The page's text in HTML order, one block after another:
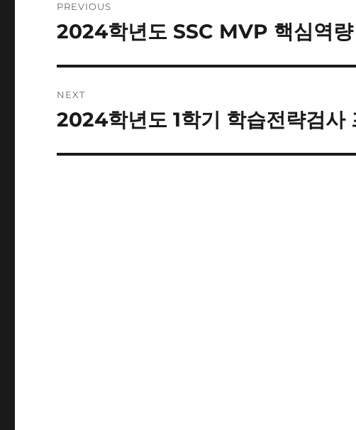
navigation
PREVIOUS
Previous
2024학년도 SSC MVP 핵심역량
NEXT
Next
2024학년도 1학기 학습전략검사